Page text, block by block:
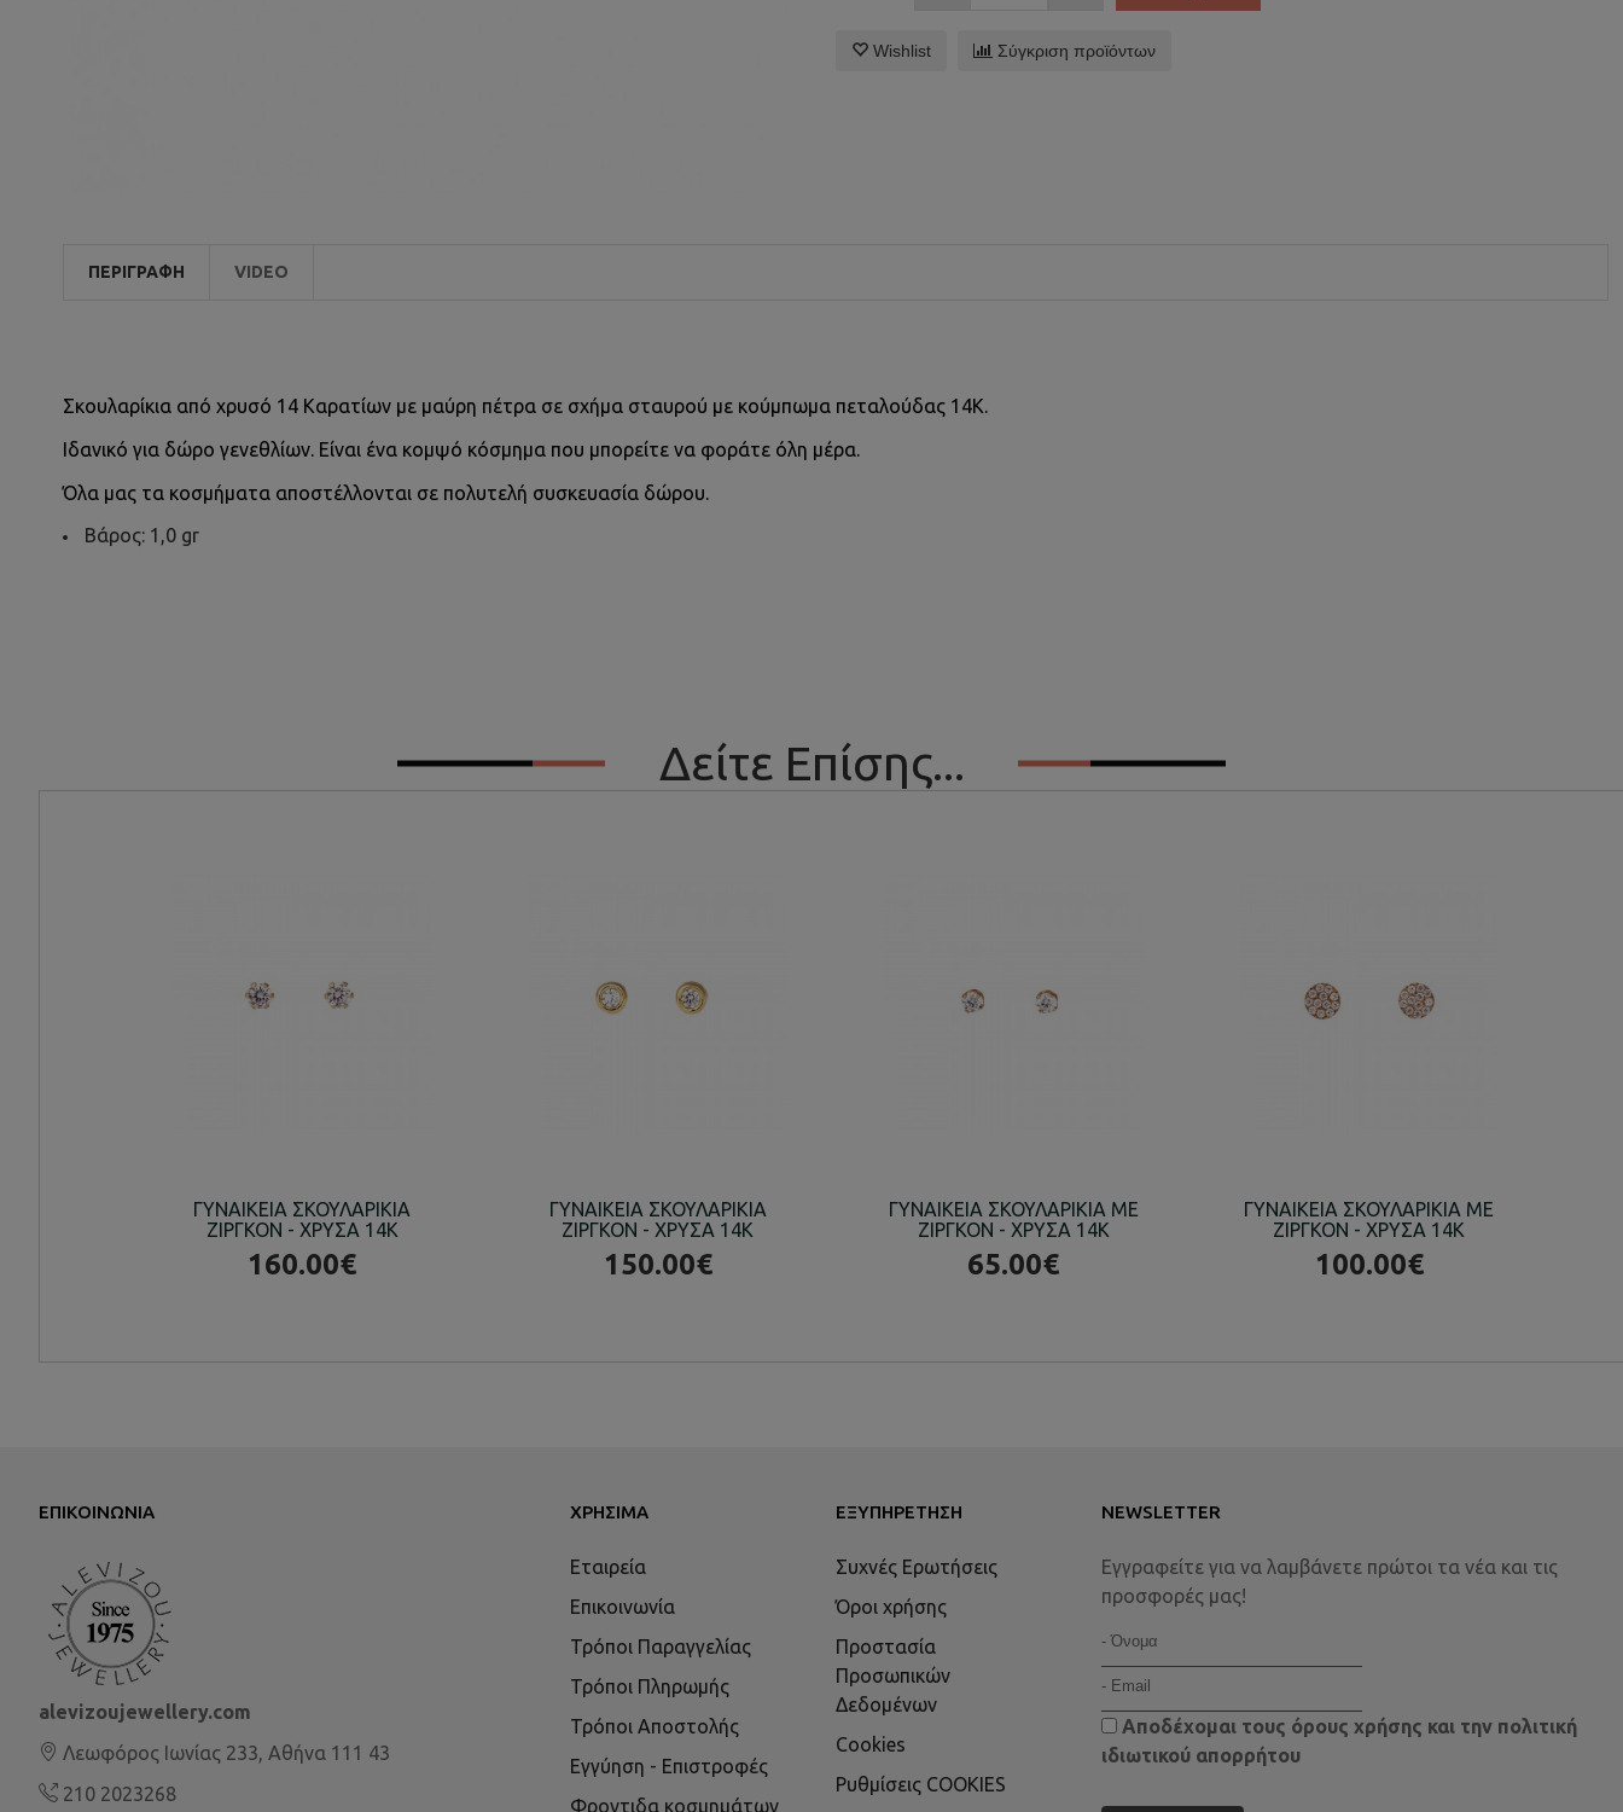
Wishlist Σύγκριση προϊόντων
ΠΕΡΙΓΡΑΦΉ VIDEO
Σκουλαρίκια από χρυσό 14 Καρατίων με μαύρη πέτρα σε σχήμα σταυρού με κούμπωμα πεταλούδας 14Κ.
Ιδανικό για δώρο γενεθλίων. Είναι ένα κομψό κόσμημα που μπορείτε να φοράτε όλη μέρα.
Όλα μας τα κοσμήματα αποστέλλονται σε πολυτελή συσκευασία δώρου.
Βάρος: 1,0 gr
Δείτε Επίσης...
ΓΥΝΑΙΚΕΙΑ ΣΚΟΥΛΑΡΙΚΙΑ
ΖΙΡΓΚΟΝ - ΧΡΥΣΑ 14K
160.00€
ΓΥΝΑΙΚΕΙΑ ΣΚΟΥΛΑΡΙΚΙΑ
ΖΙΡΓΚΟΝ - ΧΡΥΣΑ 14K
150.00€
ΓΥΝΑΙΚΕΙΑ ΣΚΟΥΛΑΡΙΚΙΑ ΜΕ
ΖΙΡΓΚΟΝ - ΧΡΥΣΑ 14K
65.00€
ΓΥΝΑΙΚΕΙΑ ΣΚΟΥΛΑΡΙΚΙΑ ΜΕ
ΖΙΡΓΚΟΝ - ΧΡΥΣΑ 14K
100.00€
ΕΠΙΚΟΙΝΩΝΊΑ
alevizoujewellery.com
Λεωφόρος Ιωνίας 233, Αθήνα 111 43
210 2023268
ΧΡΉΣΙΜΑ
Εταιρεία
Επικοινωνία
Τρόποι Παραγγελίας
Τρόποι Πληρωμής
Τρόποι Αποστολής
Εγγύηση - Επιστροφές
Φροντιδα κοσμημάτων
ΕΞΥΠΗΡΈΤΗΣΗ
Συχνές Ερωτήσεις
Όροι χρήσης
Προστασία
Προσωπικών
Δεδομένων
Cookies
Ρυθμίσεις COOKIES
NEWSLETTER
Εγγραφείτε για να λαμβάνετε πρώτοι τα νέα και τις
προσφορές μας!
Αποδέχομαι τους όρους χρήσης και την πολιτική
ιδιωτικού απορρήτου